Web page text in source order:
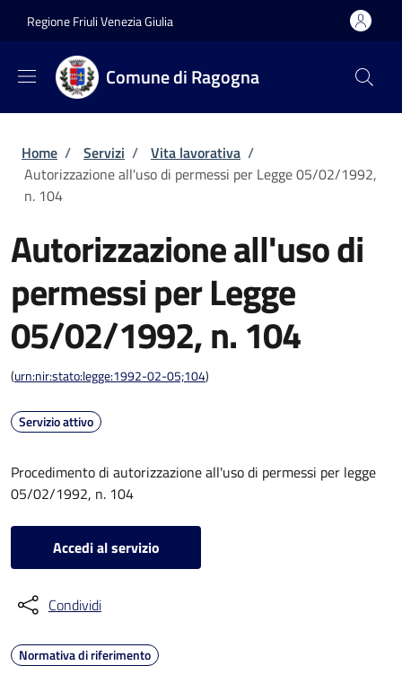
Regione Friuli Venezia Giulia
Comune di Ragogna
Briciole di pane
Home / Servizi / Vita lavorativa /
Autorizzazione all'uso di permessi per Legge 05/02/1992,
n. 104
Autorizzazione all'uso di
permessi per Legge
05/02/1992, n. 104
(urn:nir:stato:legge:1992-02-05;104)
Servizio attivo
Procedimento di autorizzazione all'uso di permessi per legge
05/02/1992, n. 104
Accedi al servizio
Condividi
Normativa di riferimento